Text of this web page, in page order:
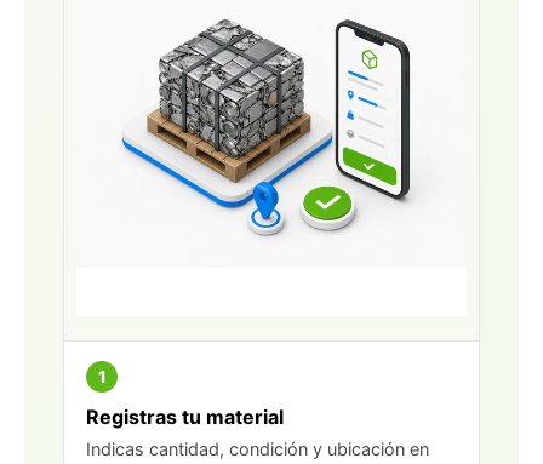
1
Registras tu material
Indicas cantidad, condición y ubicación en